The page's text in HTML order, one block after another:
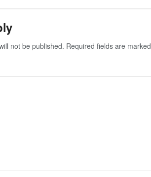
not be published. Required fields are marked